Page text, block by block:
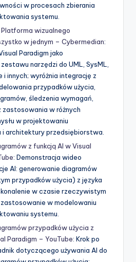
w procesach zbierania
systemu.
Platforma wizualnego
w jednym – Cybermedian:
Paradigm jako
narzędzi do UML, SysML,
i innych; wyróżnia integrację z
przypadków użycia,
śledzenia wymagań,
zastosowania w różnych
w projektowaniu
i architektury przedsiębiorstwa.
z funkcją AI w Visual
: Demonstracja wideo
AI: generowanie diagramów
przypadków użycia) z języka
w czasie rzeczywistym
w modelowaniu
systemu.
przypadków użycia z
Paradigm – YouTube: Krok po
dotyczącego używania AI do